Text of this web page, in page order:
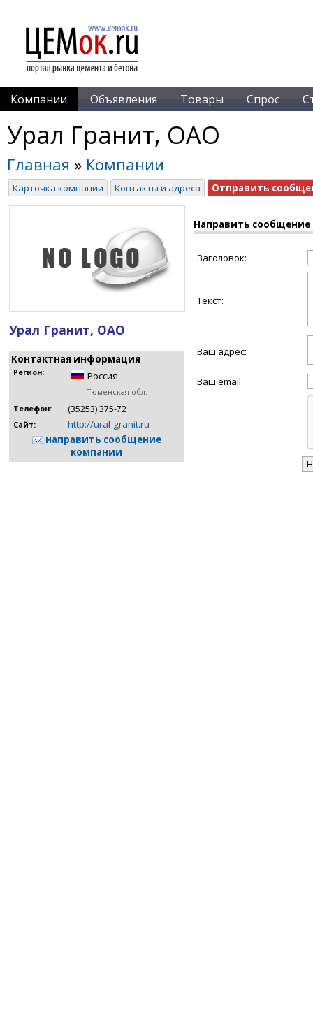
Компании Объявления Товары Спрос
Урал Гранит, ОАО
Главная » Компании
Карточка компании Контакты и адреса Отправить
Урал Гранит, ОАО
Контактная информация
Регион: Россия
Тюменская обл.
Телефон:
(35253) 375-72
Сайт:
http://ural-granit.ru
направить сообщение
компании
Направить
Заголовок:
Текст:
Ваш адрес:
Ваш email: